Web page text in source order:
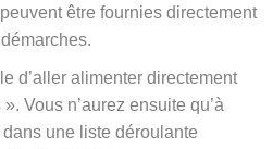
être fournies directement
d’aller alimenter directement
Vous n’aurez ensuite qu’à
une liste déroulante